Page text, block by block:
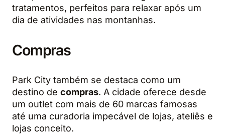
tratamentos, perfeitos para relaxar após um
dia de atividades nas montanhas.
Compras
Park City também se destaca como um
destino de compras. A cidade oferece desde
um outlet com mais de 60 marcas famosas
até uma curadoria impecável de lojas, ateliês e
lojas conceito.